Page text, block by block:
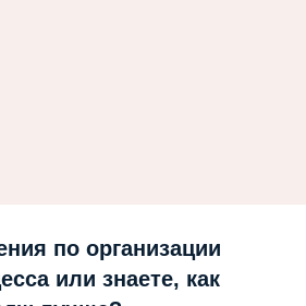
по организации
или знаете, как